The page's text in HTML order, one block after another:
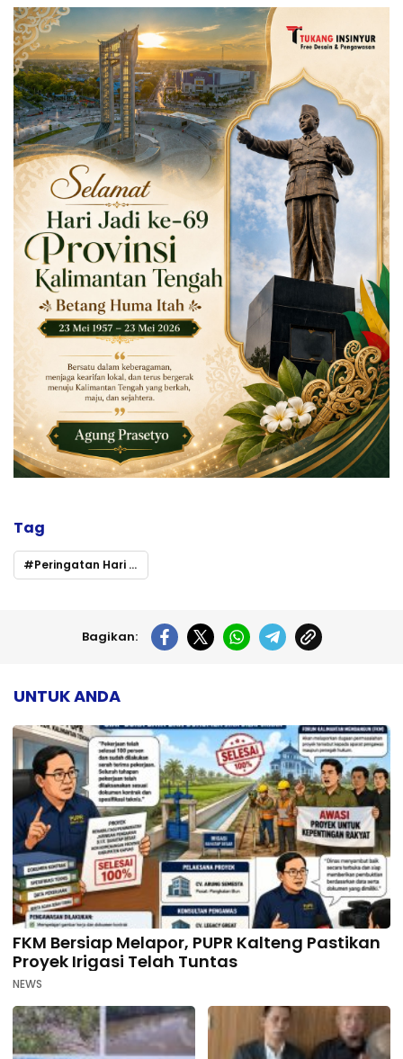
Tag
Peringatan Hari Kesaktian Pancasila: Momentum Penguatan Kebhinekaan dan Nilai Luhur Bangsa di Murung Raya
Bagikan:
UNTUK ANDA
FKM Bersiap Melapor, PUPR Kalteng Pastikan
Proyek Irigasi Telah Tuntas
NEWS